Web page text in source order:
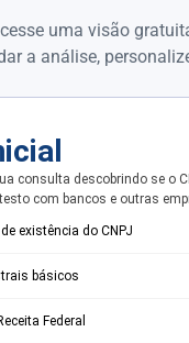
uma visão
a análise,
consulta descobrindo se o
com bancos e outras
existência do CNPJ
básicos
Federal